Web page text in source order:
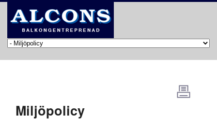
Miljöpolicy